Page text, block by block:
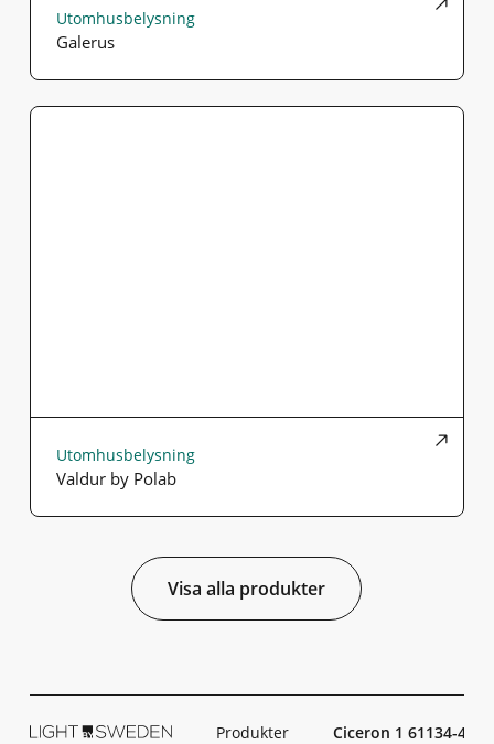
Utomhusbelysning
Galerus
Utomhusbelysning
Valdur by Polab
Visa alla produkter
Produkter Ciceron 1 61134-401